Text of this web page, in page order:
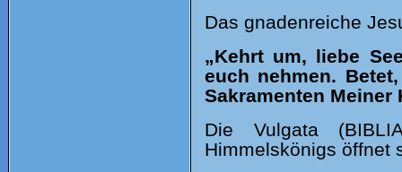
Das gnadenreiche
„Kehrt um, liebe
euch nehmen.
Sakramenten
Die Vulgata
Himmelskönigs öffnet